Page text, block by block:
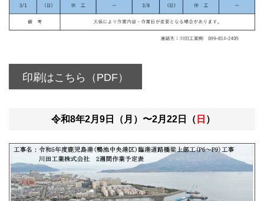
印刷はこちら（PDF）
令和8年2月9日（月）〜2月22日（ 日 ）